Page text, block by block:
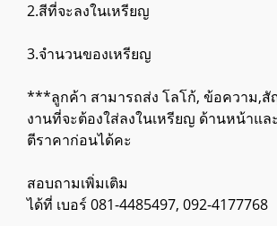
2.สีที่จะลงในเหรียญ
3.จำนวนของเหรียญ
***ลูกค้า สามารถส่ง โลโก้, ข้อความ,
งานที่จะต้องใส่ลงในเหรียญ ด้านหน้าแ
ตีราคาก่อนได้คะ
สอบถามเพิ่มเติม
ได้ที่ เบอร์ 081-4485497, 092-4177768